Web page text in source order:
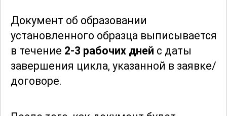
Образовательный курс "Лаборант
органических материалов"
предоставляет уникальную
возможность получить всесторонние
знания и навыки, необходимые для
Документ об образовании
установленного образца выписывается
в течение 2-3 рабочих дней с даты
завершения цикла, указанной в заявке/
договоре.